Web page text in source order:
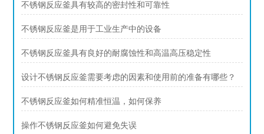
不锈钢反应釜具有较高的密封性和可靠性
不锈钢反应釜是用于工业生产中的设备
不锈钢反应釜具有良好的耐腐蚀性和高温高压稳定性
设计不锈钢反应釜需要考虑的因素和使用前的准备有哪些？
不锈钢反应釜如何精准恒温，如何保养
操作不锈钢反应釜如何避免失误